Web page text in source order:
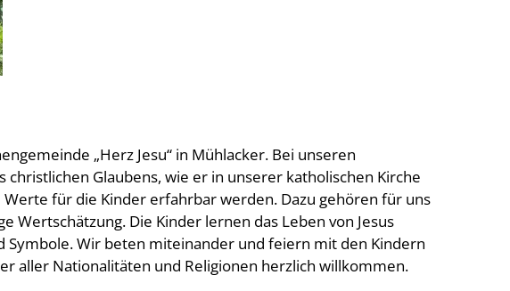
„Herz Jesu“ in Mühlacker. Bei unseren
Glaubens, wie er in unserer katholischen Kirche
für die Kinder erfahrbar werden. Dazu gehören für uns
Wertschätzung. Die Kinder lernen das Leben von Jesus
Symbole. Wir beten miteinander und feiern mit den Kindern
aller Nationalitäten und Religionen herzlich willkommen.